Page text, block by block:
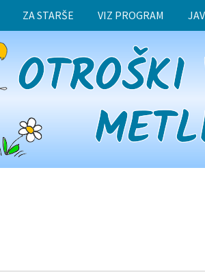
ZA STARŠE VIZ PROGRAM